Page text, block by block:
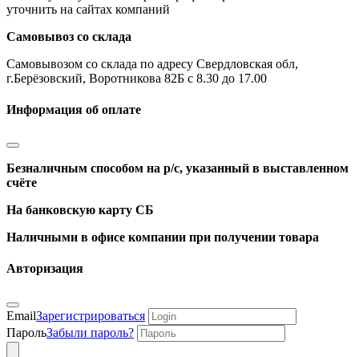
уточнить на сайтах компаний
Самовывоз со склада
Самовывозом со склада по адресу Свердловская обл,
г.Берёзовский, Воротникова 82Б с 8.30 до 17.00
Информация об оплате
Безналичным способом на р/с, указанный в выставленном
счёте
На банковскую карту СБ
Наличными в офисе компании при получении товара
Авторизация
EmailЗарегистрироваться
ПарольЗабыли пароль?